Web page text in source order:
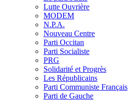
Lutte Ouvrière
MODEM
N.P.A.
Nouveau Centre
Parti Occitan
Parti Socialiste
PRG
Solidarité et Progrès
Les Républicains
Parti Communiste Français
Parti de Gauche